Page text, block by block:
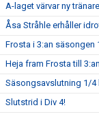
A-laget värvar ny
Åsa Stråhle erhåller
Frosta i 3:an säsongen
Heja fram Frosta till
Säsongsavslutning 1/4
Slutstrid i Div 4!